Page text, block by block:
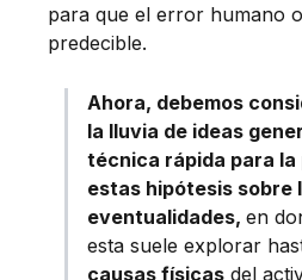
para que el error humano
predecible.
Ahora, debemos
la lluvia de ideas
técnica rápida para
estas hipótesis sobre
eventualidades,en
esta suele explorar
causas físicas del